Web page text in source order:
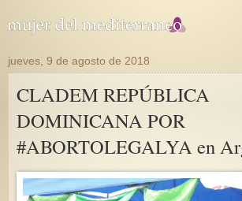
jueves, 9 de agosto de 2018
CLADEM REPÚBLICA
DOMINICANA POR